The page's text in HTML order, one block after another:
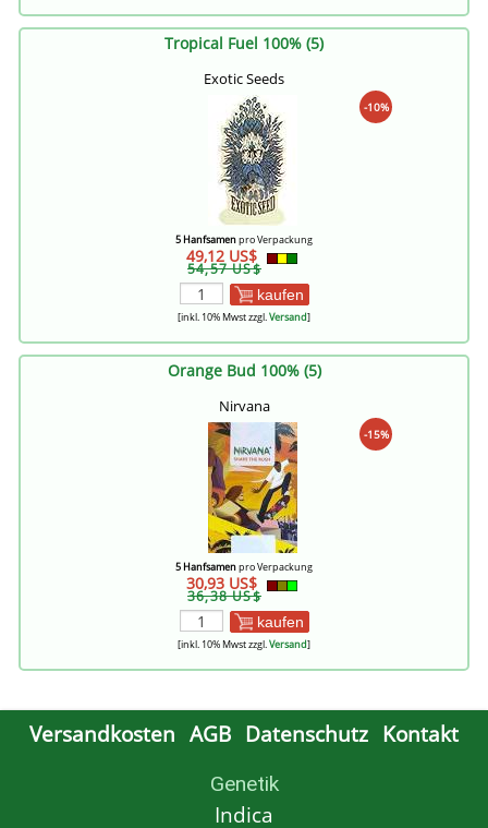
Tropical Fuel 100% (5)
Exotic Seeds
-10%
5 Hanfsamenpro Verpackung
49,12 US$
54,57 US$
kaufen
[inkl. 10% Mwst zzgl.Versand]
Orange Bud 100% (5)
Nirvana
-15%
5 Hanfsamenpro Verpackung
30,93 US$
36,38 US$
kaufen
[inkl. 10% Mwst zzgl.Versand]
Versandkosten AGB Datenschutz Kontakt
Genetik
Indica